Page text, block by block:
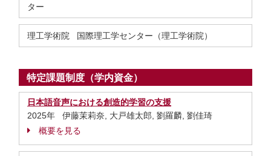
ター
理工学術院 国際理工学センター（理工学術院）
特定課題制度（学内資金）
日本語音声における創造的学習の支援
2025年 伊藤茉莉奈, 大戸雄太郎, 劉羅麟, 劉佳琦
概要を見る